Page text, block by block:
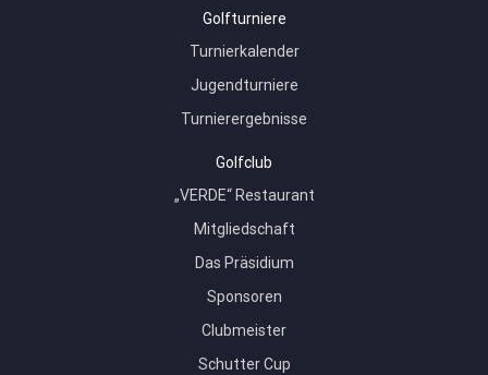
Golfturniere
Turnierkalender
Jugendturniere
Turnierergebnisse
Golfclub
„VERDE“ Restaurant
Mitgliedschaft
Das Präsidium
Sponsoren
Clubmeister
Schutter Cup